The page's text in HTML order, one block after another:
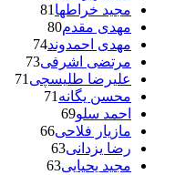
مجید خراطها 81
مهدی مقدم80
مهدی احمدوند74
مرتضی اشرفی73
علیرضا طلیسچی 71
محسن یگانه 71
احمد سلو69
مازیار فلاحی66
رضا یزدانی63
مجید یحیایی63